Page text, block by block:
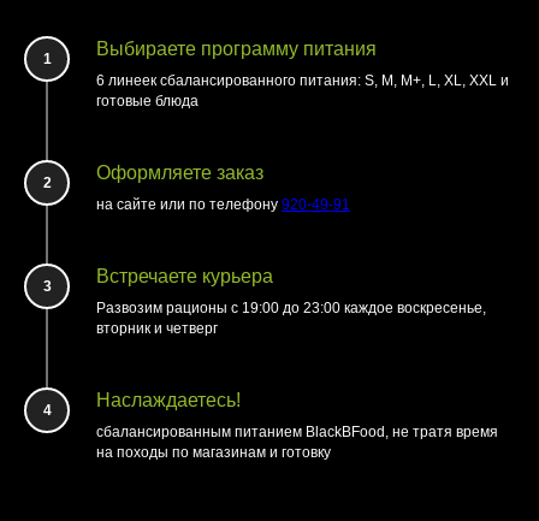
1 Выбираете программу питания
6 линеек сбалансированного питания: S, M, M+, L, XL, XXL и
готовые блюда
2 Оформляете заказ
на сайте или по телефону 920-49-91
3 Встречаете курьера
Развозим рационы с 19:00 до 23:00 каждое воскресенье,
вторник и четверг
4 Наслаждаетесь!
сбалансированным питанием BlackBFood, не тратя время
на походы по магазинам и готовку